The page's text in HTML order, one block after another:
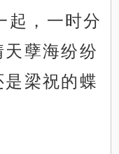
起，一时分
孽海纷纷
梁祝的蝶